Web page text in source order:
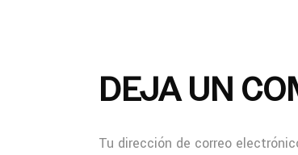
DEJA UN
Tu dirección de correo